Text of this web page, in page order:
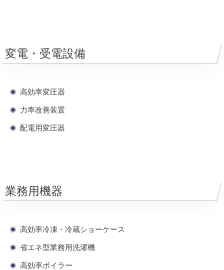
変電・受電設備
高効率変圧器
力率改善装置
配電用変圧器
業務用機器
高効率冷凍・冷蔵ショーケース
省エネ型業務用洗濯機
高効率ボイラー